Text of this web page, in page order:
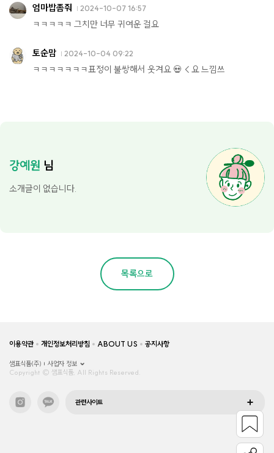
엄마밥좀줘 2024-10-07 16:57
ㅋㅋㅋㅋㅋ 그치만 너무 귀여운 걸요
토순맘 2024-10-04 09:22
ㅋㅋㅋㅋㅋㅋㅋ표정이 불쌍해서 웃겨요 💀 < 요 느낌쓰
강예원 님
소개글이 없습니다.
목록으로
이용약관 개인정보처리방침 ABOUT US 공지사항
샘표식품(주)
사업자 정보
Copyright © 샘표식품, All Rights Reserved.
관련사이트